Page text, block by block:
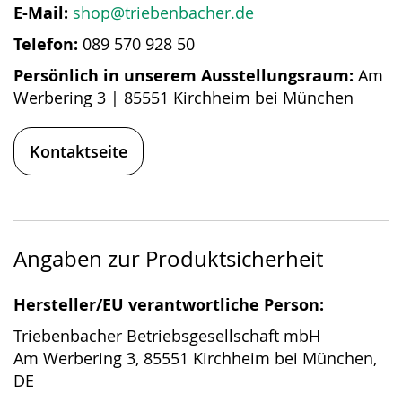
E-Mail: shop@triebenbacher.de
Telefon: 089 570 928 50
Persönlich in unserem Ausstellungsraum: Am
Werbering 3 | 85551 Kirchheim bei München
Kontaktseite
Angaben zur Produktsicherheit
Hersteller/EU verantwortliche Person:
Triebenbacher Betriebsgesellschaft mbH
Am Werbering 3, 85551 Kirchheim bei München,
DE